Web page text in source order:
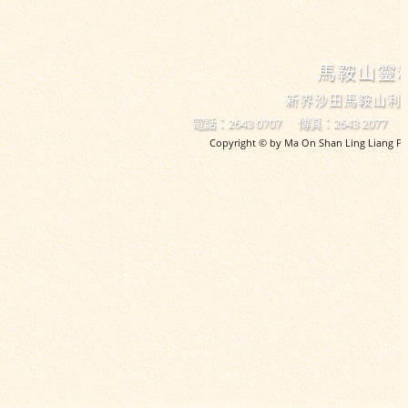
馬鞍山靈
新界沙田馬鞍山
電話：2643 0707 傳真：2643 2077
Copyright © by Ma On Shan Ling Liang